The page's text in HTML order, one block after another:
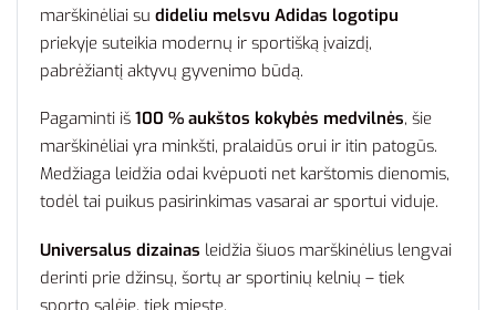
marškinėliai su dideliu melsvu Adidas logotipu
priekyje suteikia modernų ir sportišką įvaizdį,
pabrėžiantį aktyvų gyvenimo būdą.
Pagaminti iš 100 % aukštos kokybės medvilnės, šie
marškinėliai yra minkšti, pralaidūs orui ir itin patogūs.
Medžiaga leidžia odai kvėpuoti net karštomis dienomis,
todėl tai puikus pasirinkimas vasarai ar sportui viduje.
Universalus dizainas leidžia šiuos marškinėlius lengvai
derinti prie džinsų, šortų ar sportinių kelnių – tiek
sporto salėje, tiek mieste.